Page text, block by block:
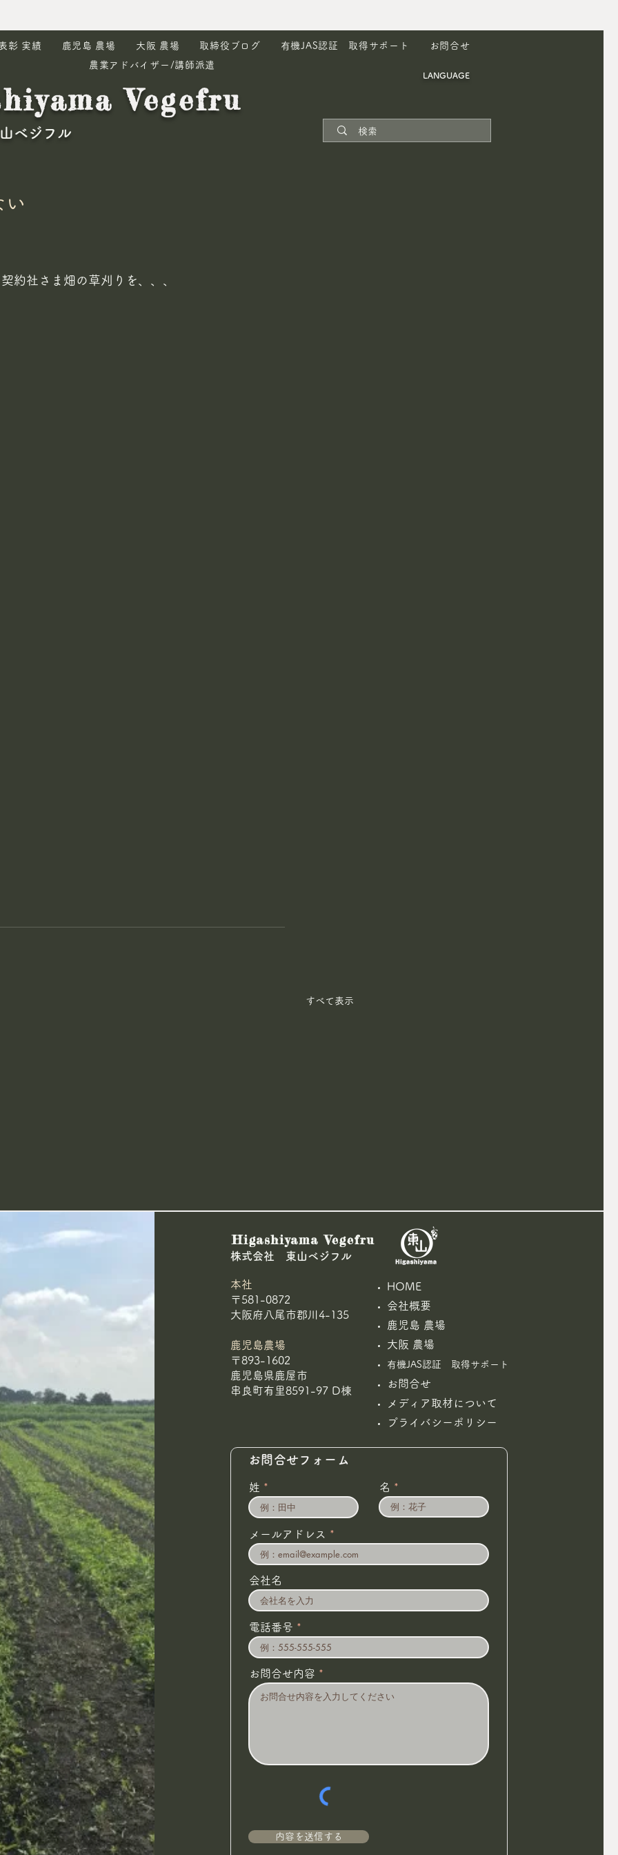
彰 実績 鹿児島 農場 大阪 農場 取締役ブログ 有機JAS認証 取得サポート
お問合せ
農業アドバイザー/講師派遣
Vegefru
ベジフル
LANGUAGE
い
約社さま畑の草刈りを、、、
すべて表示
🌾農林水産大臣にあってきた
お問合せフォーム
姓 名
メールアドレス
会社名
電話番号
お問合せ内容
内容を送信する
本社
〒581-0872
大阪府八尾市郡川4-135
鹿児島農場
〒893-1602
鹿児島県鹿屋市
串良町有里8591-97 D棟
HOME
会社概要
鹿児島 農場
大阪 農場
有機JAS認証 取得サポート
お問合せ
​ メディア取材について
プライバシーポリシー
Higashiyama Vegefru
​株式会社 東山ベジフル